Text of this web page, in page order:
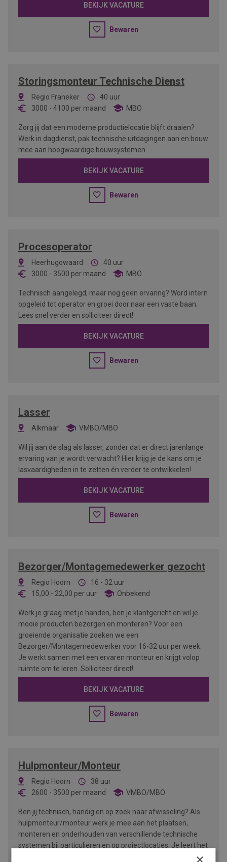
BEKIJK VACATURE
Bewaren
Storingsmonteur Technische Dienst
Regio Franeker
40 uur
3000 - 4100 per maand MBO
Zorg jij dat een moderne productielocatie blijft draaien?
Werk in dagdienst, pak technische uitdagingen aan en bouw
mee aan hoogwaardige bouwsystemen.
BEKIJK VACATURE
Bewaren
Procesoperator
Heerhugowaard
40 uur
3000 - 3500 per maand MBO
Technisch aangelegd, maar nog geen ervaring? Word intern
opgeleid tot operator en groei door naar een vaste baan.
Lees snel verder en solliciteer direct!
BEKIJK VACATURE
Bewaren
Lasser
Alkmaar VMBO/MBO
Wil jij aan de slag als lasser, zonder dat er direct jarenlange
ervaring van je wordt verwacht? Hier krijg je de kans om je
lasvaardigheden in te zetten én verder te ontwikkelen!
BEKIJK VACATURE
Bewaren
Bezorger/Montagemedewerker gezocht
Regio Hoorn
16 - 32 uur
15,00 - 22,00 per uur Onbekend
Werk je graag met je handen, ben je klantgericht en wil je
mooie producten bezorgen en monteren? Voor een
groeiende organisatie zoeken we een
Bezorger/Montagemedewerker voor 16-32 uur per week.
Je werkt samen met een ervaren monteur en krijgt volop
ruimte om te leren. Solliciteer direct!
BEKIJK VACATURE
Bewaren
Hulpmonteur/Monteur
Regio Hoorn
38 uur
2600 - 3500 per maand VMBO/MBO
Ben jij technisch, handig en op zoek naar afwisseling? Als
hulpmonteur/monteur werk je mee aan het plaatsen,
monteren en onderhouden van verschillende technische
systemen bij particulieren en op projectlocaties. Je leert het
vak in de praktijk en werkt samen met een gezellig team.